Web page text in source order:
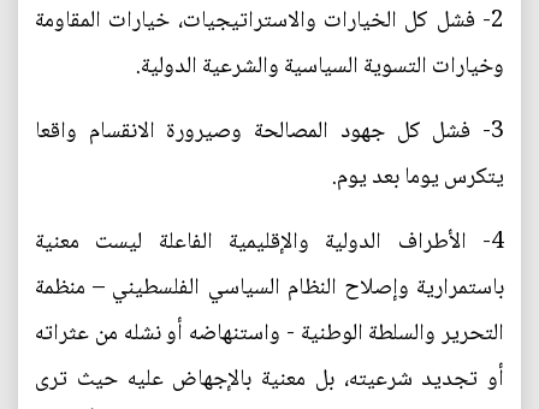
2- فشل كل الخيارات والاستراتيجيات، خيارات المقاومة
وخيارات التسوية السياسية والشرعية الدولية.
3- فشل كل جهود المصالحة وصيرورة الانقسام واقعا
يتكرس يوما بعد يوم.
4- الأطراف الدولية والإقليمية الفاعلة ليست معنية
باستمرارية وإصلاح النظام السياسي الفلسطيني – منظمة
التحرير والسلطة الوطنية - واستنهاضه أو نشله من عثراته
أو تجديد شرعيته، بل معنية بالإجهاض عليه حيث ترى